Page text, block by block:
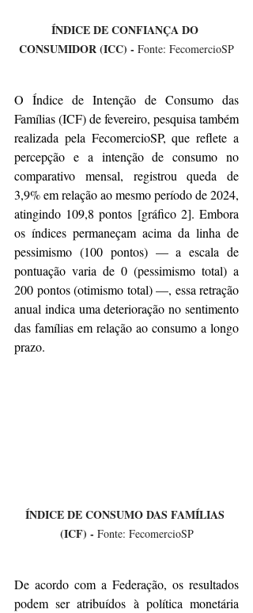
ÍNDICE DE CONFIANÇA DO
CONSUMIDOR (ICC) - Fonte: FecomercioSP
O Índice de Intenção de Consumo das
Famílias (ICF) de fevereiro, pesquisa também
realizada pela FecomercioSP, que reflete a
percepção e a intenção de consumo no
comparativo mensal, registrou queda de
3,9% em relação ao mesmo período de 2024,
atingindo 109,8 pontos [gráfico 2]. Embora
os índices permaneçam acima da linha de
pessimismo (100 pontos) — a escala de
pontuação varia de 0 (pessimismo total) a
200 pontos (otimismo total) —, essa retração
anual indica uma deterioração no sentimento
das famílias em relação ao consumo a longo
prazo.
ÍNDICE DE CONSUMO DAS FAMÍLIAS
(ICF) - Fonte: FecomercioSP
De acordo com a Federação, os resultados
podem ser atribuídos à política monetária